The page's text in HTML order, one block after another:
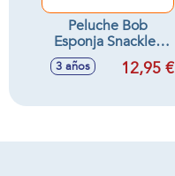
Peluche Bob
Esponja Snackles
en bola sorpresa,
peluches
apretujables 12cm
3 años 12,95 €